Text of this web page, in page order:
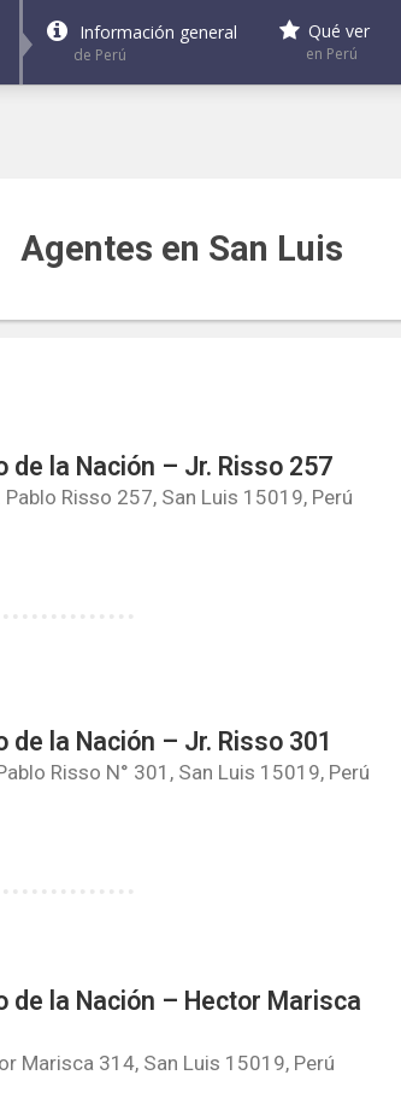
Información general
de Perú
Qué ver
en Perú
Agentes en San Luis
de la Nación – Jr. Risso 257
Pablo Risso 257, San Luis 15019, Perú
de la Nación – Jr. Risso 301
Risso N° 301, San Luis 15019, Perú
de la Nación – Hector Marisca
Marisca 314, San Luis 15019, Perú